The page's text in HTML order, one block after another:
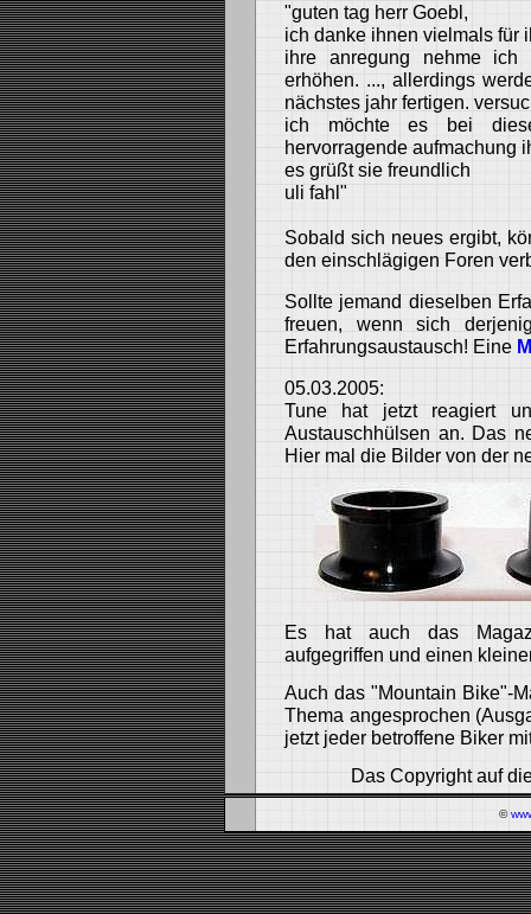
"guten tag herr Goebl,
ich danke ihnen vielmals für
ihre anregung nehme
erhöhen. ..., allerdings
nächstes jahr fertigen.
ich möchte es bei
hervorragende aufmachung
es grüßt sie freundlich
uli fahl"
Sobald sich neues ergibt,
den einschlägigen Foren
Sollte jemand dieselben
freuen, wenn sich
Erfahrungsaustausch! Eine
05.03.2005:
Tune hat jetzt reagiert
Austauschhülsen an. Das
Hier mal die Bilder von der
Es hat auch das
aufgegriffen und einen
Auch das "Mountain Bike"-
Thema angesprochen
jetzt jeder betroffene Biker
Das Copyright auf
©